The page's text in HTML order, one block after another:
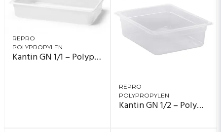
REPRO
POLYPROPYLEN
Kantin GN 1/1 – Polypropylen
REPRO
POLYPROPYLEN
Kantin GN 1/2 – Polypropylen